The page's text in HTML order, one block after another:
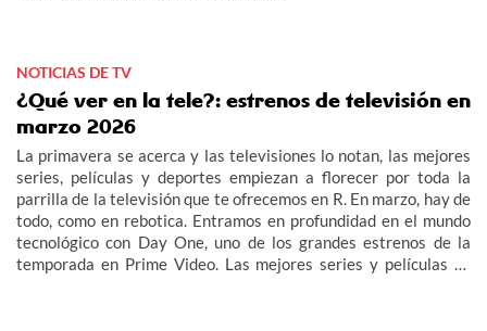
NOTICIAS DE TV
¿Qué ver en la tele?: estrenos de televisión en
marzo 2026
La primavera se acerca y las televisiones lo notan, las mejores
series, películas y deportes empiezan a florecer por toda la
parrilla de la televisión que te ofrecemos en R. En marzo, hay de
todo, como en rebotica. Entramos en profundidad en el mundo
tecnológico con Day One, uno de los grandes estrenos de la
temporada en Prime Video. Las mejores series y películas se